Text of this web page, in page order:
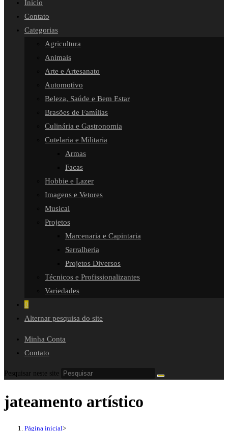
Inicio
Contato
Categorias
Agricultura
Animais
Arte e Artesanato
Automotivo
Beleza, Saúde e Bem Estar
Brasões de Famílias
Culinária e Gastronomia
Cutelaria e Militaria
Armas
Facas
Hobbie e Lazer
Imagens e Vetores
Musical
Projetos
Marcenaria e Capintaria
Serralheria
Projetos Diversos
Técnicos e Profissionalizantes
Variedades
0
Alternar pesquisa do site
Minha Conta
Contato
Pesquisar neste site
jateamento artístico
Página inicial>